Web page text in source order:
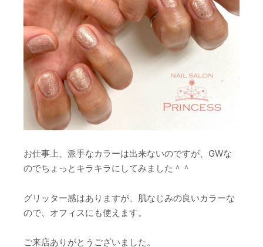
お仕事上、派手なカラーは出来ないのですが、GWな
のでちょっとキラキラにしてみました＾＾
グリッター感はありますが、肌なじみの良いカラーな
ので、オフィスにも使えます。
ご来店ありがとうございました。